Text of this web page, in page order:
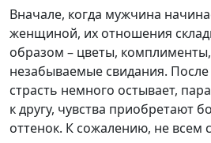
Вначале, когда мужчина
женщиной, их отношения
образом – цветы,
незабываемые свидания. После
страсть немного остывает,
к другу, чувства приобретают
оттенок. К сожалению, не всем